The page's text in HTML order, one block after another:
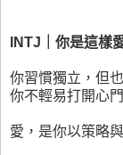
INTJ｜你是這樣
你習慣獨立，但
你不輕易打開心
愛，是你以策略